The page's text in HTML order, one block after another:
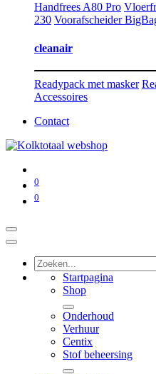
Handfrees A80 Pro
230 Voorafscheider
cleanair
Readypack met masker
Accessoires
Contact
0
0
Startpagina
Shop
Onderhoud
Verhuur
Centix
Stof beheersing